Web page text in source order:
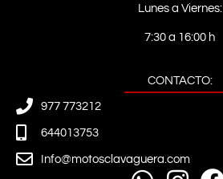
Lunes a Viernes:
7:30 a 16:00 h
CONTACTO:
977 773212
644013753
Info@motosclavaguera.com